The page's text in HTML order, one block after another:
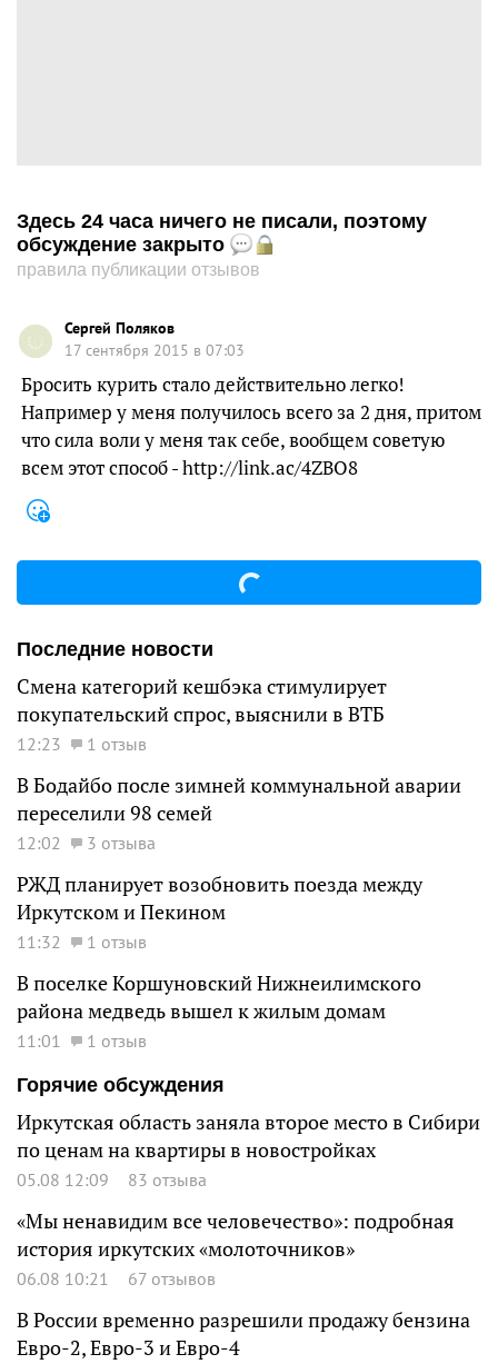
Здесь 24 часа ничего не писали, поэтому
обсуждение закрыто
правила публикации отзывов
Сергей Поляков
17 сентября 2015 в 07:03
Бросить курить стало действительно легко!
Например у меня получилось всего за 2 дня, притом
что сила воли у меня так себе, вообщем советую
всем этот способ - http://link.ac/4ZBO8
Последние новости
Смена категорий кешбэка стимулирует
покупательский спрос, выяснили в ВТБ
12:23 1 отзыв
В Бодайбо после зимней коммунальной аварии
переселили 98 семей
12:02 3 отзыва
РЖД планирует возобновить поезда между
Иркутском и Пекином
11:32 1 отзыв
В поселке Коршуновский Нижнеилимского
района медведь вышел к жилым домам
11:01
1 отзыв
Горячие обсуждения
Иркутская область заняла второе место в Сибири
по ценам на квартиры в новостройках
05.08 12:09 83 отзыва
«Мы ненавидим все человечество»: подробная
история иркутских «молоточников»
06.08 10:21 67 отзывов
В России временно разрешили продажу бензина
Евро-2, Евро-3 и Евро-4